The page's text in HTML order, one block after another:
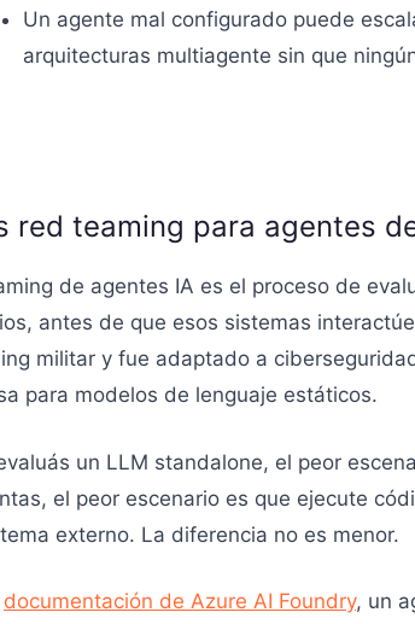
Un agente mal configurado puede
arquitecturas multiagente sin que
red teaming para agentes
de agentes IA es el proceso de
antes de que esos sistemas
militar y fue adaptado a
para modelos de lenguaje estáticos.
un LLM standalone, el peor
el peor escenario es que ejecute
externo. La diferencia no es menor.
documentación de Azure AI Foundry, un